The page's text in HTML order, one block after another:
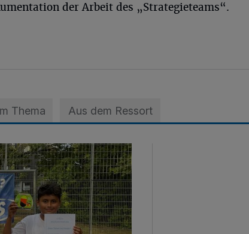
der Arbeit des „Strategieteams“.
Thema Aus dem Ressort